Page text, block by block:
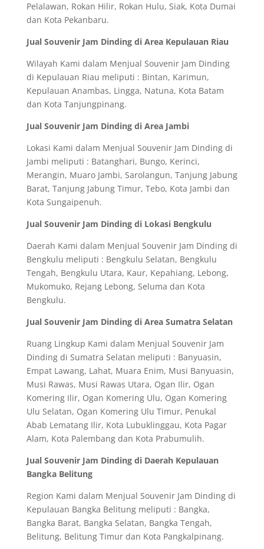
Pelalawan, Rokan Hilir, Rokan Hulu, Siak, Kota Dumai
dan Kota Pekanbaru.
Jual Souvenir Jam Dinding di Area Kepulauan Riau
Wilayah Kami dalam Menjual Souvenir Jam Dinding
di Kepulauan Riau meliputi : Bintan, Karimun,
Kepulauan Anambas, Lingga, Natuna, Kota Batam
dan Kota Tanjungpinang.
Jual Souvenir Jam Dinding di Area Jambi
Lokasi Kami dalam Menjual Souvenir Jam Dinding di
Jambi meliputi : Batanghari, Bungo, Kerinci,
Merangin, Muaro Jambi, Sarolangun, Tanjung Jabung
Barat, Tanjung Jabung Timur, Tebo, Kota Jambi dan
Kota Sungaipenuh.
Jual Souvenir Jam Dinding di Lokasi Bengkulu
Daerah Kami dalam Menjual Souvenir Jam Dinding di
Bengkulu meliputi : Bengkulu Selatan, Bengkulu
Tengah, Bengkulu Utara, Kaur, Kepahiang, Lebong,
Mukomuko, Rejang Lebong, Seluma dan Kota
Bengkulu.
Jual Souvenir Jam Dinding di Area Sumatra Selatan
Ruang Lingkup Kami dalam Menjual Souvenir Jam
Dinding di Sumatra Selatan meliputi : Banyuasin,
Empat Lawang, Lahat, Muara Enim, Musi Banyuasin,
Musi Rawas, Musi Rawas Utara, Ogan Ilir, Ogan
Komering Ilir, Ogan Komering Ulu, Ogan Komering
Ulu Selatan, Ogan Komering Ulu Timur, Penukal
Abab Lematang Ilir, Kota Lubuklinggau, Kota Pagar
Alam, Kota Palembang dan Kota Prabumulih.
Jual Souvenir Jam Dinding di Daerah Kepulauan
Bangka Belitung
Region Kami dalam Menjual Souvenir Jam Dinding di
Kepulauan Bangka Belitung meliputi : Bangka,
Bangka Barat, Bangka Selatan, Bangka Tengah,
Belitung, Belitung Timur dan Kota Pangkalpinang.